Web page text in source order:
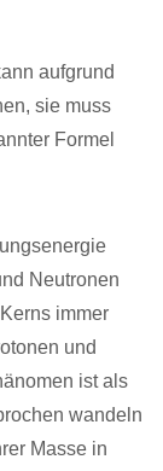
aufgrund
sie muss
Formel
Neutronen
immer
und
ist als
wandeln
Masse in